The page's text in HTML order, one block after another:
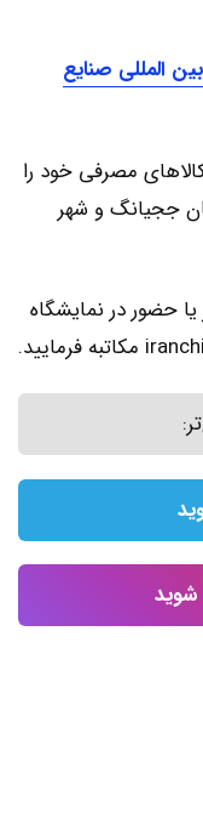
المللی صنایع
مصرفی خود را
ججیانگ و شهر
حضور در نمایشگاه
مکاتبه فرمایید.
شوید